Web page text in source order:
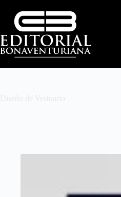
Diseño de Vestuario